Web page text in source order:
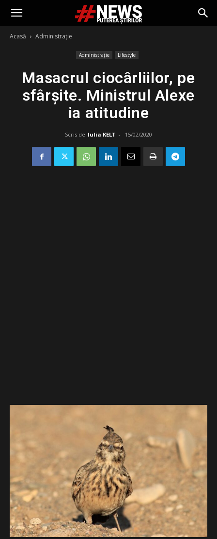
Acasă Administrație
Administrație Lifestyle
Masacrul ciocârliilor, pe
sfârșite. Ministrul Alexe
ia atitudine
Scris de Iulia KELT - 15/02/2020